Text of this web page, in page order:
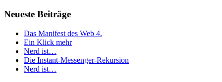
Neueste Beiträge
Das Manifest des Web 4.
Ein Klick mehr
Nerd ist…
Die Instant-Messenger-Rekursion
Nerd ist…